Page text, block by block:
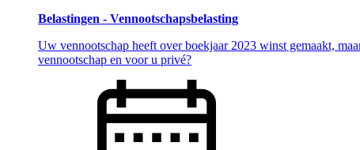
Belastingen - Vennootschapsbelasting
Uw vennootschap heeft over boekjaar 2023 winst gemaakt,
vennootschap en voor u privé?